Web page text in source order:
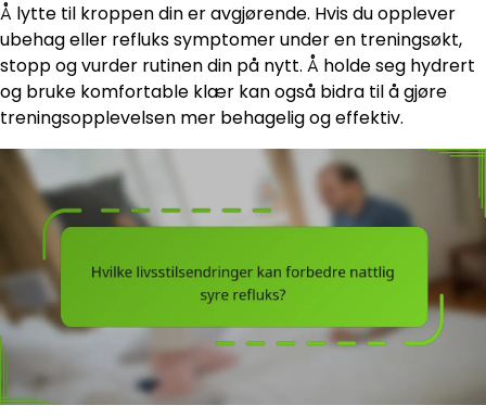
Å lytte til kroppen din er avgjørende. Hvis du opplever
ubehag eller refluks symptomer under en treningsøkt,
stopp og vurder rutinen din på nytt. Å holde seg hydrert
og bruke komfortable klær kan også bidra til å gjøre
treningsopplevelsen mer behagelig og effektiv.